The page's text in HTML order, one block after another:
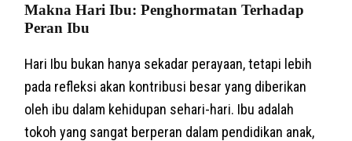
Makna Hari Ibu: Penghormatan Terhadap
Peran Ibu
Hari Ibu bukan hanya sekadar perayaan, tetapi lebih
pada refleksi akan kontribusi besar yang diberikan
oleh ibu dalam kehidupan sehari-hari. Ibu adalah
tokoh yang sangat berperan dalam pendidikan anak,